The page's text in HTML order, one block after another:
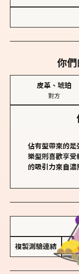
你
皮革、琥珀
對方
佔有型帶來的是
樂型則喜歡享受
的吸引力來自濃
複製測驗連結